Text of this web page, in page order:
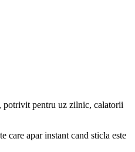
pentru uz zilnic, calatorii
care apar instant cand sticla este